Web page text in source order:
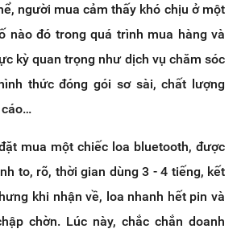
người mua cảm thấy khó chịu ở một
nào đó trong quá trình mua hàng và
kỳ quan trọng như dịch vụ chăm sóc
thức đóng gói sơ sài, chất lượng
cáo…
mua một chiếc loa bluetooth, được
to, rõ, thời gian dùng 3 - 4 tiếng, kết
khi nhận về, loa nhanh hết pin và
chờn. Lúc này, chắc chắn doanh